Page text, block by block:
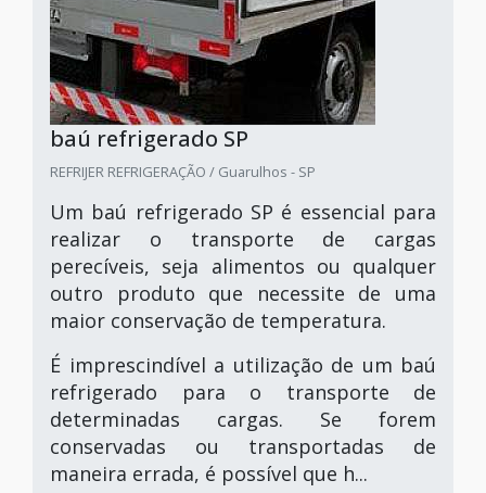
baú refrigerado SP
REFRIJER REFRIGERAÇÃO / Guarulhos - SP
Um baú refrigerado SP é essencial para
realizar o transporte de cargas
perecíveis, seja alimentos ou qualquer
outro produto que necessite de uma
maior conservação de temperatura.
É imprescindível a utilização de um baú
refrigerado para o transporte de
determinadas cargas. Se forem
conservadas ou transportadas de
maneira errada, é possível que h...